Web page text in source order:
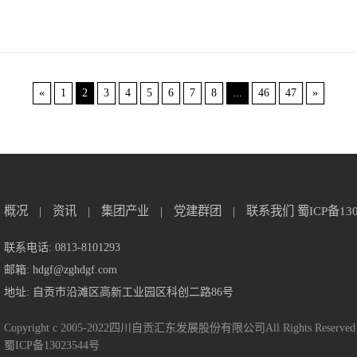
« 1 2 3 4 5 6 7 8 ... 46 47 »
概况 | 资讯 | 集团产业 | 党建群团 | 联系我们 蜀ICP备
联系电话: 0813-8101293
邮箱: hdgf@zghdgf.com
地址: 自贡市沿滩区高新工业园区科创二路86号
Copyright c 2005-2022四川自贡汇东发展股份有限公司All Rights Reserved
蜀ICP备13023544号